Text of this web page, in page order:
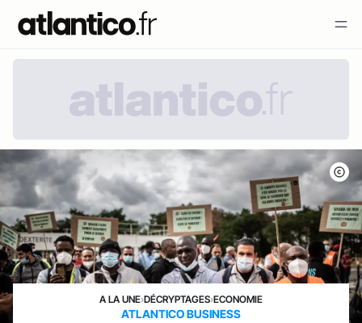
A LA UNE›DÉCRYPTAGES›ECONOMIE
ATLANTICO BUSINESS